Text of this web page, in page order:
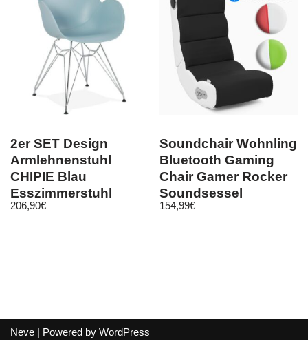
2er SET Design
Armlehnenstuhl
CHIPIE Blau
Esszimmerstuhl
Stuhl Esszimmer
206,90€
Soundchair Wohnling
Bluetooth Gaming
Chair Gamer Rocker
Soundsessel
Musiksessel
154,99€
Neve | Powered by WordPress